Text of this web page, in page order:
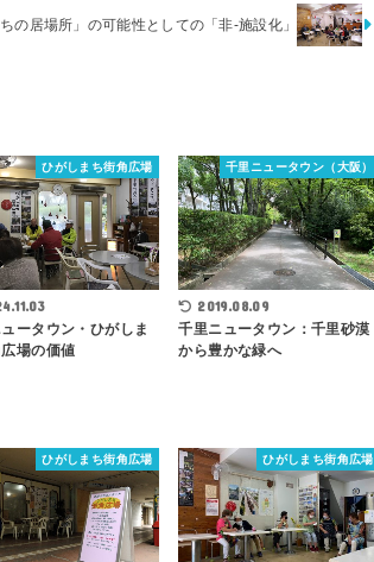
ちの居場所」の可能性としての「非-施設化」
ひがしまち街角広場
ータウン・ひがしま
場の価値
千里ニュータウン（大阪）
2019.08.09
千里ニュータウン：千里砂漠
から豊かな緑へ
ひがしまち街角広場 ひがしまち街角広場